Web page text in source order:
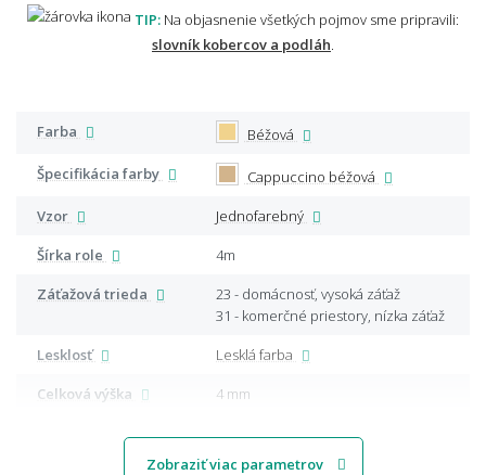
TIP: Na objasnenie všetkých pojmov sme pripravili:
slovník kobercov a podláh
Farba
Béžová
Špecifikácia farby
Cappuccino béžová
Vzor
Jednofarebný
Šírka role
4m
Záťažová trieda
23 - domácnosť, vysoká záťaž
31 - komerčné priestory, nízka záťaž
Lesklosť
Lesklá farba
Celková výška
4 mm
Zobraziť viac parametrov